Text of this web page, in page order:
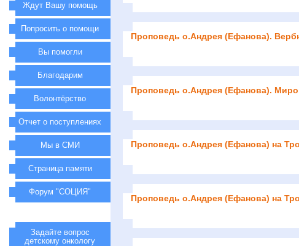
Проповедь о.Андрея (Ефанова).
Проповедь о.Андрея (Ефанова).
Проповедь о.Андрея (Ефанова) на
Проповедь о.Андрея (Ефанова) на
Ждут Вашу помощь
Попросить о помощи
Вы помогли
Благодарим
Волонтёрство
Отчет о поступлениях
Мы в СМИ
Страница памяти
Форум "СОЦИЯ"
Задайте вопрос
детскому онкологу